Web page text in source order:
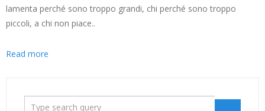
lamenta perché sono troppo grandi, chi perché sono troppo
piccoli, a chi non piace..
Read more